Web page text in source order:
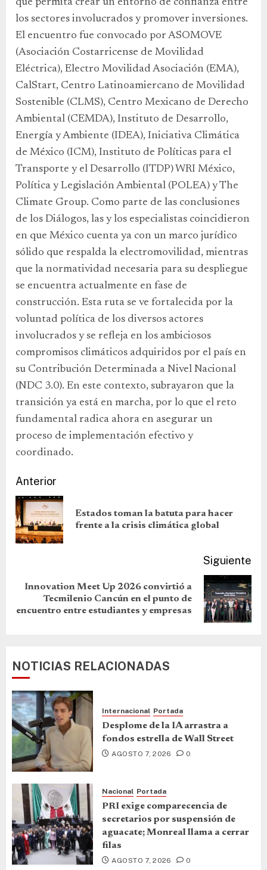
que permita crear un entorno de confianza entre
los sectores involucrados y promover inversiones.
El encuentro fue convocado por ASOMOVE
(Asociación Costarricense de Movilidad
Eléctrica), Electro Movilidad Asociación (EMA),
CalStart, Centro Latinoamiercano de Movilidad
Sostenible (CLMS), Centro Mexicano de Derecho
Ambiental (CEMDA), Instituto de Desarrollo,
Energía y Ambiente (IDEA), Iniciativa Climática
de México (ICM), Instituto de Políticas para el
Transporte y el Desarrollo (ITDP) WRI México,
Política y Legislación Ambiental (POLEA) y The
Climate Group. Como parte de las conclusiones
de los Diálogos, las y los especialistas coincidieron
en que México cuenta ya con un marco jurídico
sólido que respalda la electromovilidad, mientras
que la normatividad necesaria para su despliegue
se encuentra actualmente en fase de
construcción. Esta ruta se ve fortalecida por la
voluntad política de los diversos actores
involucrados y se refleja en los ambiciosos
compromisos climáticos adquiridos por el país en
su Contribución Determinada a Nivel Nacional
(NDC 3.0). En este contexto, subrayaron que la
transición ya está en marcha, por lo que el reto
fundamental radica ahora en asegurar un
proceso de implementación efectivo y
coordinado.
Anterior
Estados toman la batuta para hacer
frente a la crisis climática global
Siguiente
Innovation Meet Up 2026 convirtió a
Tecmilenio Cancún en el punto de
encuentro entre estudiantes y empresas
NOTICIAS RELACIONADAS
Internacional Portada
Desplome de la IA arrastra a
fondos estrella de Wall Street
AGOSTO 7, 2026 0
Nacional Portada
PRI exige comparecencia de
secretarios por suspensión de
aguacate; Monreal llama a cerrar
filas
AGOSTO 7, 2026 0